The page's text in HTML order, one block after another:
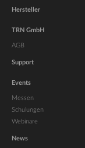
Hersteller
TRN GmbH
AGB
Support
Events
Messen
Schulungen
Webinare
News